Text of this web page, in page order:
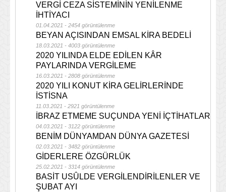
VERGİ CEZA SİSTEMİNİN YENİLENME
İHTİYACI
01.04.2021 - 2454 görüntülenme
BEYAN AÇISINDAN EMSAL KİRA BEDELİ
18.03.2021 - 4003 görüntülenme
2020 YILINDA ELDE EDİLEN KÂR
PAYLARINDA VERGİLEME
16.03.2021 - 2808 görüntülenme
2020 YILI KONUT KİRA GELİRLERİNDE
İSTİSNA
11.03.2021 - 2921 görüntülenme
İBRAZ ETMEME SUÇUNDA YENİ İÇTİHATLAR
04.03.2021 - 3122 görüntülenme
BENİM DÜNYAMDAN DÜNYA GAZETESİ
02.03.2021 - 3482 görüntülenme
GİDERLERE ÖZGÜRLÜK
25.02.2021 - 3314 görüntülenme
BASİT USÛLDE VERGİLENDİRİLENLER VE
ŞUBAT AYI